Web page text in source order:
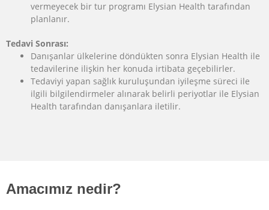
vermeyecek bir tur programı Elysian Health tarafından
planlanır.
Tedavi Sonrası:
Danışanlar ülkelerine döndükten sonra Elysian Health ile
tedavilerine ilişkin her konuda irtibata geçebilirler.
Tedaviyi yapan sağlık kuruluşundan iyileşme süreci ile
ilgili bilgilendirmeler alınarak belirli periyotlar ile Elysian
Health tarafından danışanlara iletilir.
Amacımız nedir?